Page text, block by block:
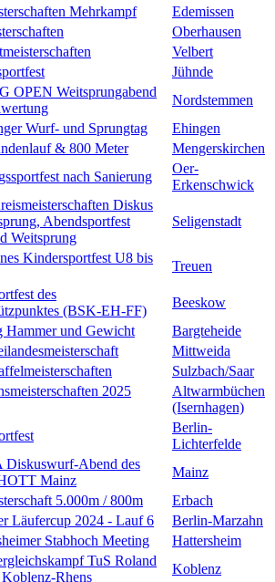
Mehrkampf
Edemissen
Oberhausen
Velbert
Jühnde
OPEN Weitsprungabend
Nordstemmen
Wurf- und Sprungtag
Ehingen
& 800 Meter
Mengerskirchen
nach Sanierung
Oer-
Erkenschwick
Diskus
Abendsportfest
Weitsprung
Seligenstadt
Kindersportfest U8 bis
Treuen
des
(BSK-EH-FF)
Beeskow
Hammer und Gewicht
Bargteheide
Mittweida
Sulzbach/Saar
2025
Altwarmbüchen
(Isernhagen)
Berlin-
Lichterfelde
Diskuswurf-Abend des
Mainz
Mainz
5.000m / 800m
Erbach
Läufercup 2024 - Lauf 6
Berlin-Marzahn
Stabhoch Meeting
Hattersheim
TuS Roland
Rhens
Koblenz